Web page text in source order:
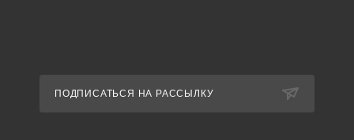
ПОДПИСАТЬСЯ НА РАССЫЛКУ